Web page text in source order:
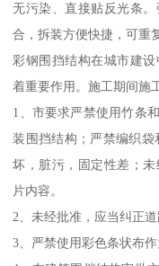
无污染、直接贴反光条
合，拆装方便快捷，可重
彩钢围挡结构在城市建
着重要作用。施工期间施
1、市要求严禁使用竹条
装围挡结构；严禁编织
坏，脏污，固定性差；
片内容。
2、未经批准，应当纠正道
3、严禁使用彩色条状布作